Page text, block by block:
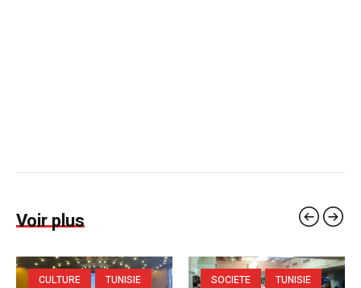
Voir plus
CULTURE TUNISIE SOCIETE TUNISIE